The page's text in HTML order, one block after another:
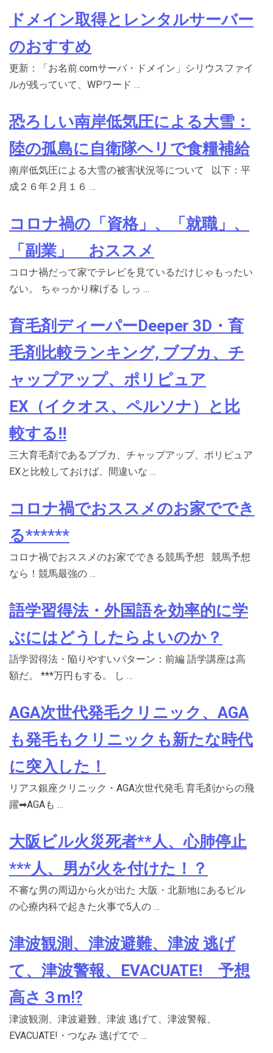
ドメイン取得とレンタルサーバー
のおすすめ
更新：「お名前.comサーバ・ドメイン」シリウスファイ
ルが残っていて、WPワード …
恐ろしい南岸低気圧による大雪：
陸の孤島に自衛隊ヘリで食糧補給
南岸低気圧による大雪の被害状況等について 以下：平
成２６年２月１６ …
コロナ禍の「資格」、「就職」、
「副業」 おススメ
コロナ禍だって家でテレビを見ているだけじゃもったい
ない。 ちゃっかり稼げる しっ …
育毛剤ディーパーDeeper 3D・育
毛剤比較ランキング, ブブカ、チ
ャップアップ、ポリピュア
EX（イクオス、ペルソナ）と比
較する!!
三大育毛剤であるブブカ、チャップアップ、ポリピュア
EXと比較しておけば、間違いな …
コロナ禍でおススメのお家ででき
る******
コロナ禍でおススメのお家でできる競馬予想 競馬予想
なら！競馬最強の …
語学習得法・外国語を効率的に学
ぶにはどうしたらよいのか？
語学習得法・陥りやすいパターン：前編 語学講座は高
額だ。 ***万円もする。 し …
AGA次世代発毛クリニック、AGA
も発毛もクリニックも新たな時代
に突入した！
リアス銀座クリニック・AGA次世代発毛 育毛剤からの飛
躍➡AGAも …
大阪ビル火災死者**人、心肺停止
***人、男が火を付けた！？
不審な男の周辺から火が出た 大阪・北新地にあるビル
の心療内科で起きた火事で5人の …
津波観測、津波避難、津波 逃げ
て、津波警報、EVACUATE! 予想
高さ３m⁉
津波観測、津波避難、津波 逃げて、津波警報、
EVACUATE!・つなみ 逃げてで …